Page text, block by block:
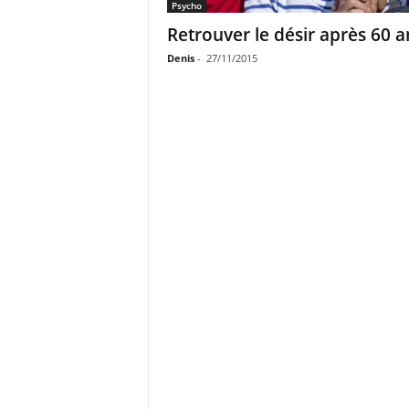
Psycho
Retrouver le désir après 60
Denis - 27/11/2015